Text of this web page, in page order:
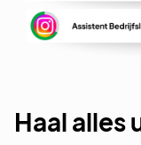
Haal alles